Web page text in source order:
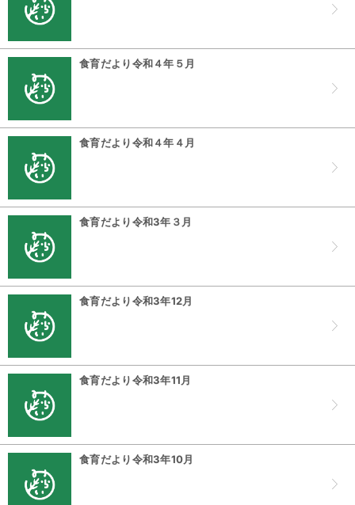
食育だより令和４年５月
食育だより令和４年４月
食育だより令和3年３月
食育だより令和3年12月
食育だより令和3年11月
食育だより令和3年10月